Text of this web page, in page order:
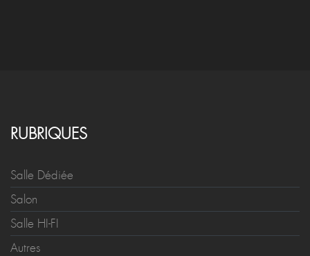
RUBRIQUES
Salle Dédiée
Salon
Salle HI-FI
Autres